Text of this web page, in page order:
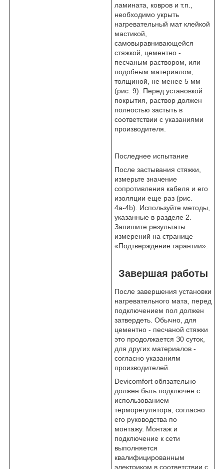
ламината, ковров и т.п.,
необходимо укрыть
нагревательный мат клейкой
мастикой,
самовыравнивающейся
стяжкой, цементно -
песчаным раствором, или
подобным материалом,
толщиной, не менее 5 мм
(рис. 9). Перед установкой
покрытия, раствор должен
полностью застыть в
соответствии с указаниями
производителя.
Последнее испытание
После застывания стяжки,
измерьте значение
сопротивления кабеля и его
изоляции еще раз (рис.
4а-4b). Используйте методы,
указанные в разделе 2.
Запишите результаты
измерений на странице
«Подтверждение гарантии».
Завершая работы
После завершения установки
нагревательного мата, перед
подключением пол должен
затвердеть. Обычно, для
цементно - песчаной стяжки
это продолжается З0 суток,
для других материалов -
согласно указаниям
производителей.
Devicomfort обязательно
должен быть подключен с
использованием
терморегулятора, согласно
его руководства по
монтажу. Монтаж и
подключение к сети
выполняется
квалифицированным
электриком в соответствии с